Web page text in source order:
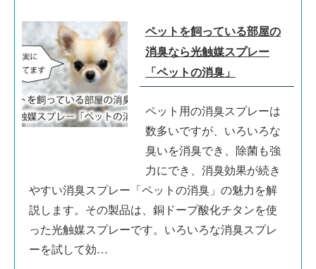
ペットを飼っている部屋の
消臭なら光触媒スプレー
「ペットの消臭」
ペット用の消臭スプレーは
数多いですが、いろいろな
臭いを消臭でき、除菌も強
力にでき、消臭効果が続き
やすい消臭スプレー「ペットの消臭」の魅力を解
説します。その製品は、銅ドープ酸化チタンを使
った光触媒スプレーです。いろいろな消臭スプレ
ーを試して効…